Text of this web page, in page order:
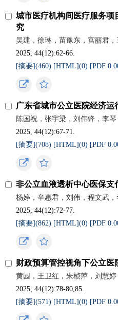
城市医疗机构间医疗服务
究
吴建，徐琳，苗豫东，宫丽君
2025, 44(12):62-66.
[摘要](460) [HTML](0) [PDF
广东省城市公立医院经济
陈国祝，张宇梁，刘伟锋，李
2025, 44(12):67-71.
[摘要](708) [HTML](0) [PDF
非公立血液透析中心医保支
杨婷，辛惠君，刘伟，程文武
2025, 44(12):72-77.
[摘要](862) [HTML](0) [PDF
财政预算管控视角下公立
黄园，王卫红，朱桢萍，刘慧
2025, 44(12):78-80,85.
[摘要](571) [HTML](0) [PDF